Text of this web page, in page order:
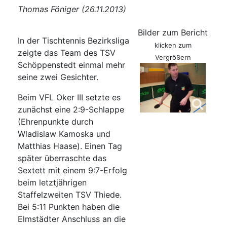
Thomas Föniger (26.11.2013)
In der Tischtennis Bezirksliga
zeigte das Team des TSV
Schöppenstedt einmal mehr
seine zwei Gesichter.
Beim VFL Oker III setzte es
zunächst eine 2:9-Schlappe
(Ehrenpunkte durch
Wladislaw Kamoska und
Matthias Haase). Einen Tag
später überraschte das
Sextett mit einem 9:7-Erfolg
beim letztjährigen
Staffelzweiten TSV Thiede.
Bei 5:11 Punkten haben die
Elmstädter Anschluss an die
Bilder zum Bericht
klicken zum
Vergrößern